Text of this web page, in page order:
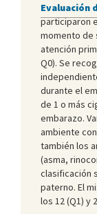
Evaluación
participaron
momento de
atención
Q0). Se
durante el
de 1 o más
embarazo.
ambiente
también los
(asma,
clasificación
paterno. El
los 12 (Q1) y